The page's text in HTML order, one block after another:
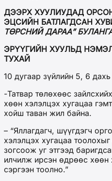
ДЭЭРХ ХУУЛИУДАД
ЭЦСИЙН БАТЛАГДСАН
ТӨРСНИЙ ДАРАА”
ЭРҮҮГИЙН ХУУЛЬД
ТУХАЙ
10 дугаар зүйлийн 5, 6 дахь
-Татвар төлөхөөс
хөөн хэлэлцэх хугацаа
хойш таван жил байна.
– “Яллагдагч, шүүгдэгч
хэлэлцэх хугацаа
зогсоож уг этгээд
илчилж ирсэн өдрөөс хөөн
сэргээн тоолно.”